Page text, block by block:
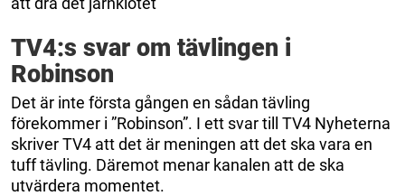
TV4:s svar om tävlingen i
Robinson
Det är inte första gången en sådan tävling
förekommer i ”Robinson”. I ett svar till TV4 Nyheterna
skriver TV4 att det är meningen att det ska vara en
tuff tävling. Däremot menar kanalen att de ska
utvärdera momentet.